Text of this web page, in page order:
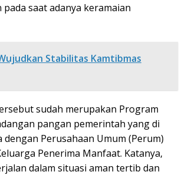
saat adanya keramaian
Stabilitas Kamtibmas
sudah merupakan Program
pangan pemerintah yang di
Perusahaan Umum (Perum)
Penerima Manfaat. Katanya,
dalam situasi aman tertib dan